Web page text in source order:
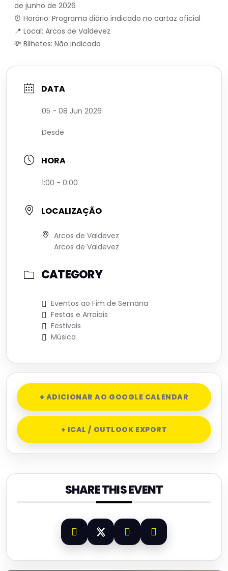
de junho de 2026
⏰ Horário: Programa diário indicado no cartaz oficial
📍 Local: Arcos de Valdevez
💸 Bilhetes: Não indicado
DATA
05 - 08 Jun 2026
Desde
HORA
1:00 - 0:00
LOCALIZAÇÃO
Arcos de Valdevez
Arcos de Valdevez
CATEGORY
Eventos ao Fim de Semana
Festas e Arraiais
Festivais
Música
+ ADICIONAR AO GOOGLE CALENDAR
+ ICAL / OUTLOOK EXPORT
SHARE THIS EVENT